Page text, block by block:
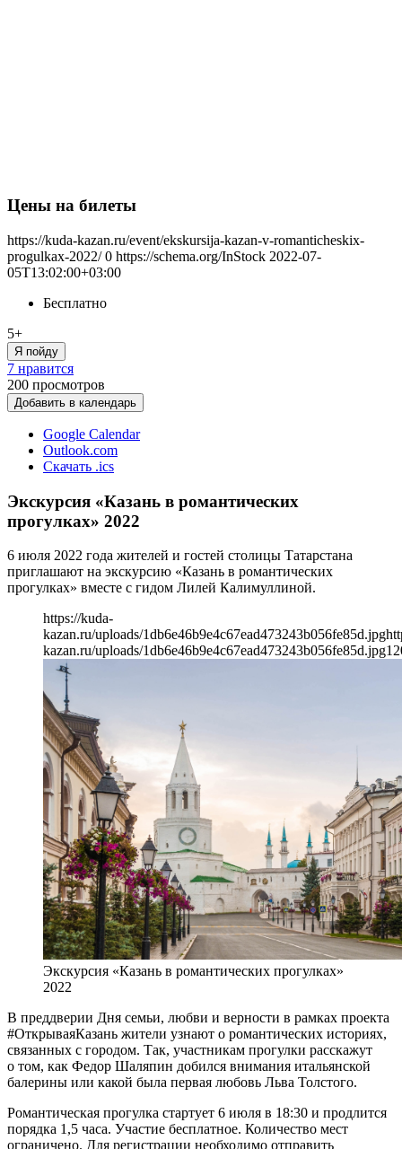
Цены на билеты
https://kuda-kazan.ru/event/ekskursija-kazan-v-romanticheskix-
progulkax-2022/ 0 https://schema.org/InStock 2022-07-
05T13:02:00+03:00
Бесплатно
5+
Я пойду
7 нравится
200 просмотров
Добавить в календарь
Google Calendar
Outlook.com
Скачать .ics
Экскурсия «Казань в романтических
прогулках» 2022
6 июля 2022 года жителей и гостей столицы Татарстана
приглашают на экскурсию «Казань в романтических
прогулках» вместе с гидом Лилей Калимуллиной.
https://kuda-
kazan.ru/uploads/1db6e46b9e4c67ead473243b056fe85d.jpg
kazan.ru/uploads/1db6e46b9e4c67ead473243b056fe85d.jpg
Экскурсия «Казань в романтических прогулках»
2022
В преддверии Дня семьи, любви и верности в рамках проекта
#ОткрываяКазань жители узнают о романтических историях,
связанных с городом. Так, участникам прогулки расскажут
о том, как Федор Шаляпин добился внимания итальянской
балерины или какой была первая любовь Льва Толстого.
Романтическая прогулка стартует 6 июля в 18:30 и продлится
порядка 1,5 часа. Участие бесплатное. Количество мест
ограничено. Для регистрации необходимо отправить